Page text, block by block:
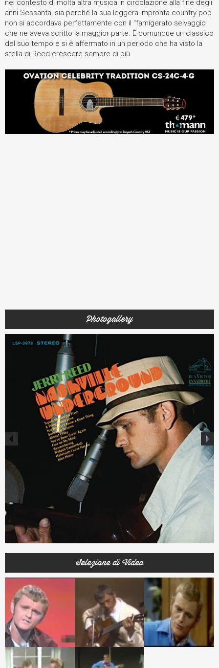
nel contesto di molta altra musica in circolazione alla fine degli
anni Sessanta, sia perché la sua leggera impronta country pop
non si accordava perfettamente con il "famigerato selvaggio"
che ne aveva scritto la maggior parte. È comunque un classico
del suo tempo e si è affermato in un periodo che ha visto la
stella di Reed crescere sempre di più.
Photogallery
Selezione di Video